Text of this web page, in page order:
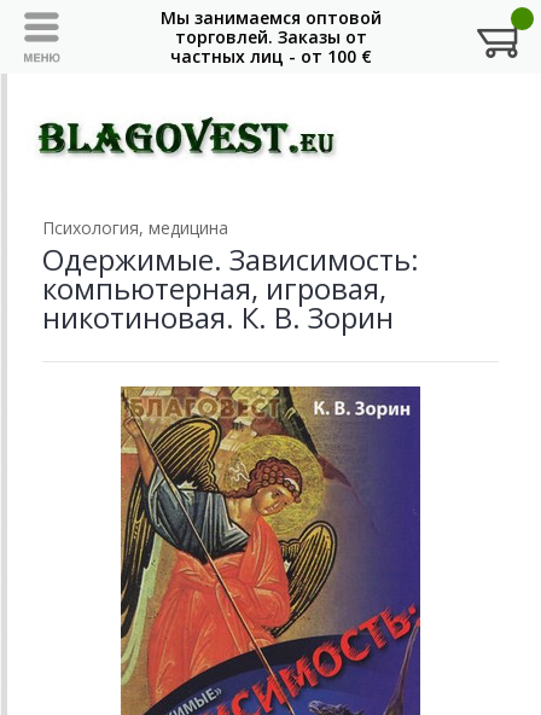
Психология, медицина
Одержимые. Зависимость:
компьютерная, игровая,
никотиновая. К. В. Зорин